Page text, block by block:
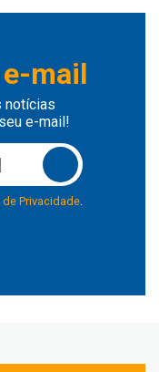
mail
notícias
e-mail!
Privacidade